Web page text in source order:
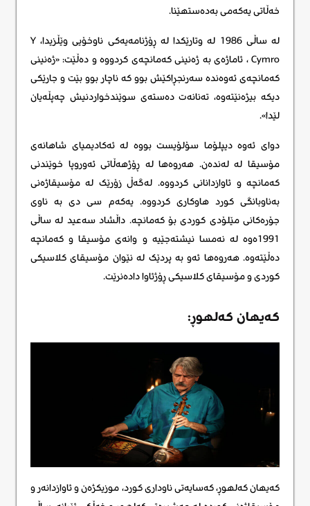
خەڵاتی یەکەمی بەدەستهێنا.
لە ساڵی 1986 لە وتارێکدا لە ڕۆژنامەیەکی ناوخۆیی وێڵزیدا، Y
Cymro ، ئاماژەی بە ژەنینی کەمانچەی کردووە و دەڵێت: «ژەنینی
کەمانچەی ئەوەندە سەرنجڕاکێش بوو کە ناچار بوو بێت و جارێکی
دیکە بیژەنێتەوە، تەنانەت دەستەی سوێندخواردنیش چەپڵەیان
لێدا».
دوای ئەوە دیپلۆما سۆلۆیست بووە لە ئەکادیمیای شاهانەی
مۆسیقا لە لەندەن. هەروەها لە ڕۆژهەڵاتی ئەوروپا خوێندنی
کەمانچە و ئاوازدانانی کردووە. لەگەڵ زۆرێک لە مۆسیقاژەنی
بەناوبانگی کورد هاوکاری کردووە. یەکەم سی دی بە ناوی
جۆرەکانی مێلۆدی کوردی بۆ کەمانچە. داڵشاد سەعید لە ساڵی
1991ەوە لە نەمسا نیشتەجێیە و وانەی مۆسیقا و کەمانچە
دەڵێتەوە. هەروەها ئەو بە پردێک لە نێوان مۆسیقای کلاسیکی
کوردی و مۆسیقای کلاسیکی ڕۆژئاوا دادەنرێت.
کەیهان کەلهوڕ:
کەیهان کەلهوڕ، کەسایەتی ناوداری کورد، موزیکژەن و ئاوازدانەر و